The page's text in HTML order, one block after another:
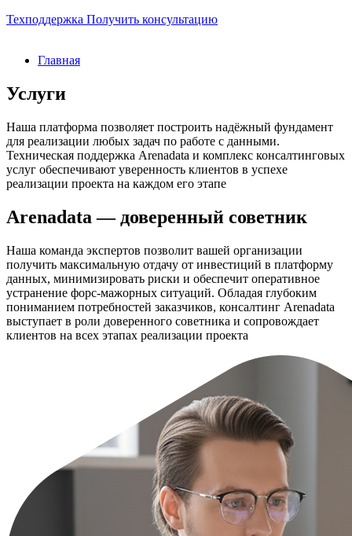
Техподдержка Получить консультацию
Главная
Услуги
Наша платформа позволяет построить надёжный фундамент
для реализации любых задач по работе с данными.
Техническая поддержка Arenadata и комплекс консалтинговых
услуг обеспечивают уверенность клиентов в успехе
реализации проекта на каждом его этапе
Arenadata — доверенный советник
Наша команда экспертов позволит вашей организации
получить максимальную отдачу от инвестиций в платформу
данных, минимизировать риски и обеспечит оперативное
устранение форс-мажорных ситуаций. Обладая глубоким
пониманием потребностей заказчиков, консалтинг Arenadata
выступает в роли доверенного советника и сопровождает
клиентов на всех этапах реализации проекта